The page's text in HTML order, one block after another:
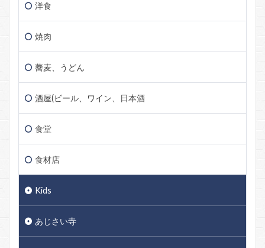
洋食
焼肉
蕎麦、うどん
酒屋(ビール、ワイン、日本酒
食堂
食材店
Kids
あじさい寺